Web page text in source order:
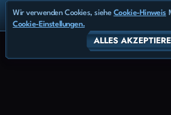
Wir verwenden Cookies, siehe Cookie-Hinweis
Cookie-Einstellungen.
ALLES